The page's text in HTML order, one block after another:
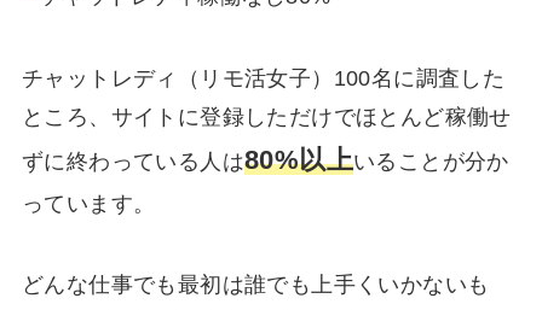
チャットレディ（リモ活女子）100名に調査した
ところ、サイトに登録しただけでほとんど稼働せ
ずに終わっている人は80%以上いることが分か
っています。
どんな仕事でも最初は誰でも上手くいかないも